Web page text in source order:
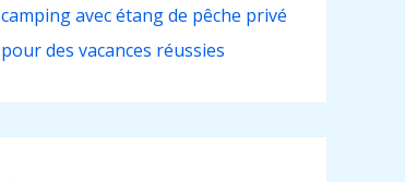
camping avec étang de pêche privé
pour des vacances réussies